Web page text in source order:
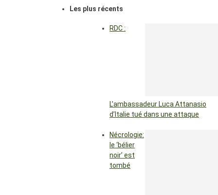
Les plus récents
RDC :
L’ambassadeur Luca Attanasio
d’Italie tué dans une attaque
Nécrologie:
le ‘bélier
noir’ est
tombé